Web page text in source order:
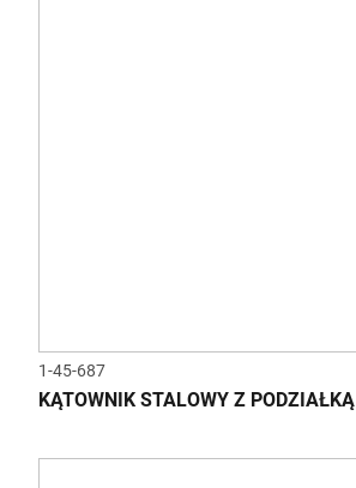
1-45-687
KĄTOWNIK STALOWY Z PODZIAŁKĄ